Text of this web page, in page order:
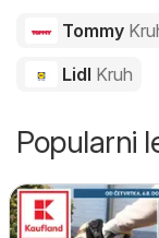
Tommy
Lidl Kruh
Popularni